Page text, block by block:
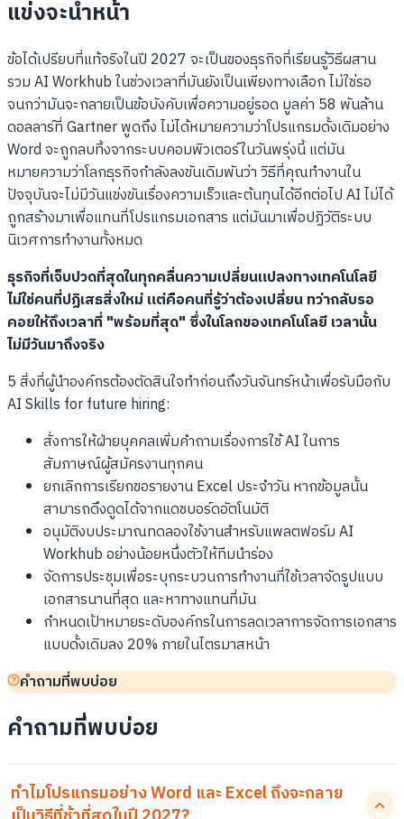
แข่งจะนำหน้า
ข้อได้เปรียบที่แท้จริงในปี 2027 จะเป็นของธุรกิจที่เรียนรู้วิธีผสาน
รวม AI Workhub ในช่วงเวลาที่มันยังเป็นเพียงทางเลือก ไม่ใช่รอ
จนกว่ามันจะกลายเป็นข้อบังคับเพื่อความอยู่รอด มูลค่า 58 พันล้าน
ดอลลาร์ที่ Gartner พูดถึง ไม่ได้หมายความว่าโปรแกรมดั้งเดิมอย่าง
Word จะถูกลบทิ้งจากระบบคอมพิวเตอร์ในวันพรุ่งนี้ แต่มัน
หมายความว่าโลกธุรกิจกำลังลงขันเดิมพันว่า วิธีที่คุณทำงานใน
ปัจจุบันจะไม่มีวันแข่งขันเรื่องความเร็วและต้นทุนได้อีกต่อไป AI ไม่ได้
ถูกสร้างมาเพื่อแทนที่โปรแกรมเอกสาร แต่มันมาเพื่อปฏิวัติระบบ
นิเวศการทำงานทั้งหมด
ธุรกิจที่เจ็บปวดที่สุดในทุกคลื่นความเปลี่ยนแปลงทางเทคโนโลยี
ไม่ใช่คนที่ปฏิเสธสิ่งใหม่ แต่คือคนที่รู้ว่าต้องเปลี่ยน ทว่ากลับรอ
คอยให้ถึงเวลาที่ "พร้อมที่สุด" ซึ่งในโลกของเทคโนโลยี เวลานั้น
ไม่มีวันมาถึงจริง
5 สิ่งที่ผู้นำองค์กรต้องตัดสินใจทำก่อนถึงวันจันทร์หน้าเพื่อรับมือกับ
AI Skills for future hiring:
สั่งการให้ฝ่ายบุคคลเพิ่มคำถามเรื่องการใช้ AI ในการ
สัมภาษณ์ผู้สมัครงานทุกคน
ยกเลิกการเรียกขอรายงาน Excel ประจำวัน หากข้อมูลนั้น
สามารถดึงดูดได้จากแดชบอร์ดอัตโนมัติ
อนุมัติงบประมาณทดลองใช้งานสำหรับแพลตฟอร์ม AI
Workhub อย่างน้อยหนึ่งตัวให้ทีมนำร่อง
จัดการประชุมเพื่อระบุกระบวนการทำงานที่ใช้เวลาจัดรูปแบบ
เอกสารนานที่สุด และหาทางแทนที่มัน
กำหนดเป้าหมายระดับองค์กรในการลดเวลาการจัดการเอกสาร
แบบดั้งเดิมลง 20% ภายในไตรมาสหน้า
คำถามที่พบบ่อย
คำถามที่พบบ่อย
ทำไมโปรแกรมอย่าง Word และ Excel ถึงจะกลาย